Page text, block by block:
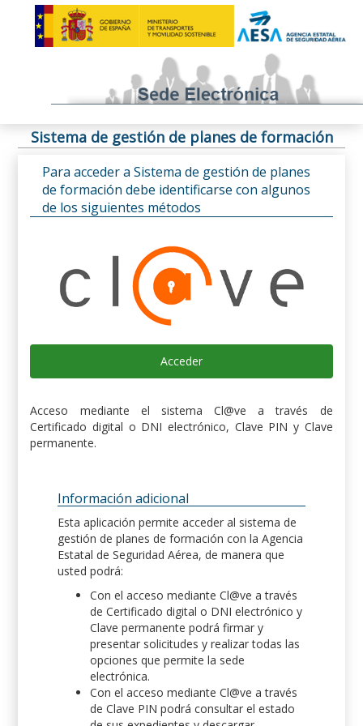
Sistema de gestión de planes de formación
Para acceder a Sistema de gestión de planes
de formación debe identificarse con algunos
de los siguientes métodos
Acceder
Acceso mediante el sistema Cl@ve a través de
Certificado digital o DNI electrónico, Clave PIN y Clave
permanente.
Información adicional
Esta aplicación permite acceder al sistema de
gestión de planes de formación con la Agencia
Estatal de Seguridad Aérea, de manera que
usted podrá:
Con el acceso mediante Cl@ve a través
de Certificado digital o DNI electrónico y
Clave permanente podrá firmar y
presentar solicitudes y realizar todas las
opciones que permite la sede
electrónica.
Con el acceso mediante Cl@ve a través
de Clave PIN podrá consultar el estado